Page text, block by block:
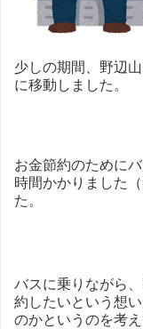
少しの期間、野辺
に移動しました。
お金節約のために
時間かかりました
た。
バスに乗りながら、
約したいという想
のかというのを考え